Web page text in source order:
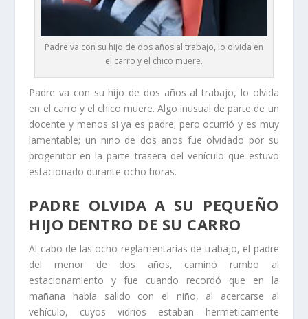
Padre va con su hijo de dos años al trabajo, lo olvida en
el carro y el chico muere.
Padre va con su hijo de dos años al trabajo, lo olvida
en el carro y el chico muere. Algo inusual de parte de un
docente y menos si ya es padre; pero ocurrió y es muy
lamentable; un niño de dos años fue olvidado por su
progenitor en la parte trasera del vehículo que estuvo
estacionado durante ocho horas.
PADRE OLVIDA A SU PEQUEÑO
HIJO DENTRO DE SU CARRO
Al cabo de las ocho reglamentarias de trabajo, el padre
del menor de dos años, caminó rumbo al
estacionamiento y fue cuando recordó que en la
mañana había salido con el niño, al acercarse al
vehículo, cuyos vidrios estaban hermeticamente